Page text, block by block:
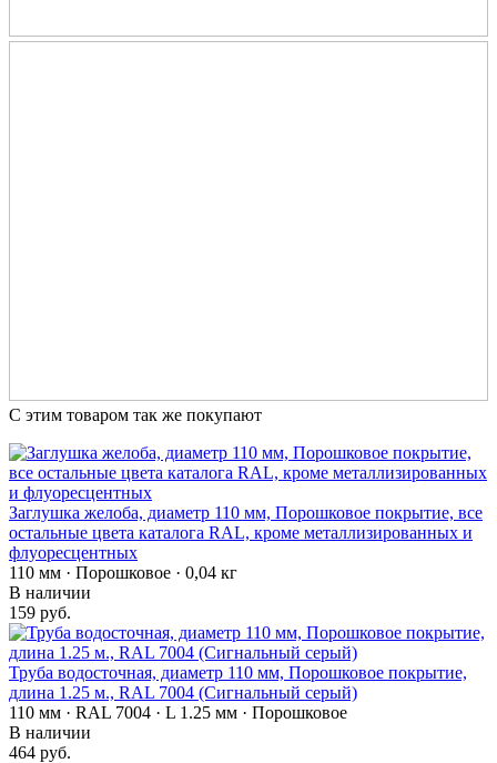
С этим товаром так же покупают
Заглушка желоба, диаметр 110 мм, Порошковое покрытие, все
остальные цвета каталога RAL, кроме металлизированных и
флуоресцентных
110 мм · Порошковое · 0,04 кг
В наличии
159 руб.
Труба водосточная, диаметр 110 мм, Порошковое покрытие,
длина 1.25 м., RAL 7004 (Сигнальный серый)
110 мм · RAL 7004 · L 1.25 мм · Порошковое
В наличии
464 руб.